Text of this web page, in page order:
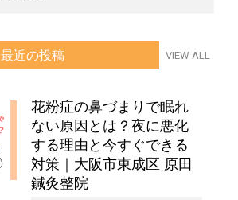
最近の投稿 VIEW ALL
花粉症の鼻づまりで眠れ
ない原因とは？夜に悪化
する理由と今すぐできる
対策｜大阪市東成区 原田
鍼灸整院